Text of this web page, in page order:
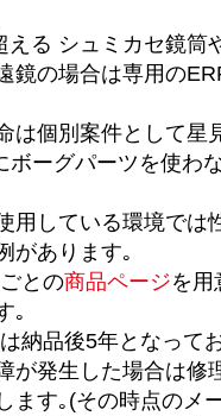
える シュミカセ鏡
鏡の場合は専用の
は個別案件として星
ボーグパーツを使わ
用している環境では
があります｡
との商品ページを用
｡
納品後5年となって
が発生した場合は
ます｡(その時点のメ